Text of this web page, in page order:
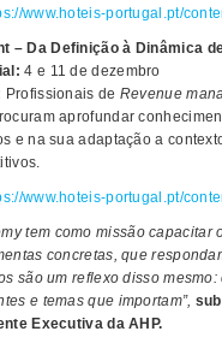
www.hoteis-portugal.pt/
– Da Definição à Dinâmica
4 e 11 de dezembro
Profissionais de Revenue
aprofundar
e na sua adaptação a
www.hoteis-portugal.pt/
tem como missão capacitar
concretas, que
são um reflexo disso
e temas que importam”,
Executiva da AHP.